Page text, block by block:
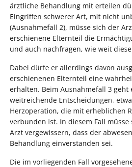
ärztliche Behandlung mit erteilen
Eingriffen schwerer Art, mit nicht
(Ausnahmefall 2), müsse sich der
erschienene Elternteil die
und auch nachfragen, wie weit
Dabei dürfe er allerdings davon
erschienenen Elternteil eine
erhalten. Beim Ausnahmefall 3 geht
weitreichende Entscheidungen,
Herzoperation, die mit erheblichen
verbunden ist. In diesem Fall
Arzt vergewissern, dass der
Behandlung einverstanden sei.
Die im vorliegenden Fall